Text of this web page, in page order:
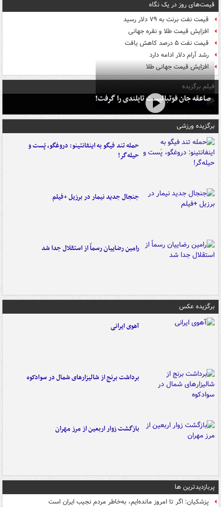
قیمت‌های روز در یک نگاه
قیمت نفت برنت به ۷۹ دلار رسید
افزایش قیمت طلا و نقره جهانی
قیمت نفت ۵ درصد کاهش یافت
رشد آرام دلار ادامه دارد
افزایش قیمت جهانی طلا
فیلم برگزیده
صاعقه جان فوتبالیست تایلندی را گرفت!
برگزیده ورزشی
حمله تند فیگو به اینفانتینو: دروغگو، پَست‌ و
حیله‌گر!
جنجال جدید نیمار در برزیل +فیلم
رامین رضاییان رسماً از استقلال جدا شد
برگزیده عکس
آهوی ایرانی
برداشت برنج از شالیزارهای شمال در سوادکوه
بازگشت زوار اربعین از مرز مهران
پربازدیدترین ها
پزشکیان: اگر تا امروز مانده‌ایم، به‌خاطر مردم نجیب ایران است